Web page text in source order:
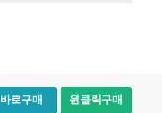
바로구매 원클릭구매